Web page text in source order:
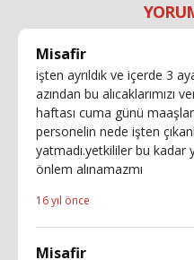
Misafir
işten ayrıldık ve içerde 3
azından bu alıcaklarımızı
haftası cuma günü
personelin nede işten
yatmadı.yetkililer bu
önlem alınamazmı
16 yıl önce
Misafir